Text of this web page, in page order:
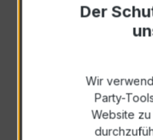
Art. Nr.:57562
Zur
Der
Wir
Party-
Website